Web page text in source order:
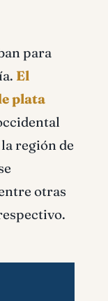
para
El
plata
región de
otras